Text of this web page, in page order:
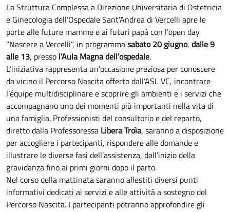
La Struttura Complessa a Direzione Universitaria di Ostetricia
e Ginecologia dell’Ospedale Sant’Andrea di Vercelli apre le
porte alle future mamme e ai futuri papà con l’open day
“Nascere a Vercelli”, in programmasabato 20 giugno, dalle 9
alle 13, presso l’Aula Magna dell’ospedale.
L’iniziativa rappresenta un’occasione preziosa per conoscere
da vicino il Percorso Nascita offerto dall’ASL VC, incontrare
l’équipe multidisciplinare e scoprire gli ambienti e i servizi che
accompagnano uno dei momenti più importanti nella vita di
una famiglia. Professionisti del consultorio e del reparto,
diretto dalla Professoressa Libera Troìa, saranno a disposizione
per accogliere i partecipanti, rispondere alle domande e
illustrare le diverse fasi dell’assistenza, dall’inizio della
gravidanza fino ai primi giorni dopo il parto.
Nel corso della mattinata saranno allestiti diversi punti
informativi dedicati ai servizi e alle attività a sostegno del
Percorso Nascita. I partecipanti potranno approfondire gli